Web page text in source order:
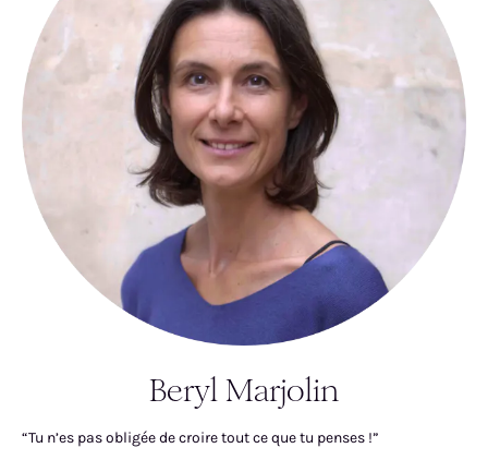
Beryl Marjolin
“Tu n’es pas obligée de croire tout ce que tu penses !”